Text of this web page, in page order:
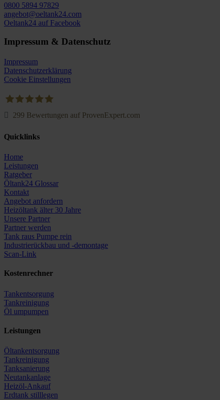
0800 5894 97829
angebot@oeltank24.com
Oeltank24 auf Facebook
Impressum & Datenschutz
Impressum
Datenschutzerklärung
Cookie Einstellungen
299 Bewertungen auf ProvenExpert.com
Quicklinks
Home
Leistungen
Ratgeber
Öltank24 Glossar
Kontakt
Angebot anfordern
Heizöltank älter 30 Jahre
Unsere Partner
Partner werden
Tank raus Pumpe rein
Industrierückbau und -demontage
Scan-Link
Kostenrechner
Tankentsorgung
Tankreinigung
Öl umpumpen
Leistungen
Öltankentsorgung
Tankreinigung
Tanksanierung
Neutankanlage
Heizöl-Ankauf
Erdtank stilllegen